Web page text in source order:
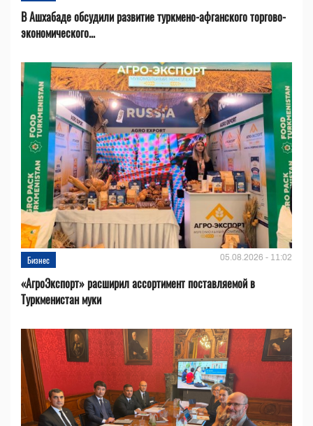
В Ашхабаде обсудили развитие туркмено-афганского торгово-
экономического...
Бизнес 05.08.2026 - 11:02
«АгроЭкспорт» расширил ассортимент поставляемой в
Туркменистан муки